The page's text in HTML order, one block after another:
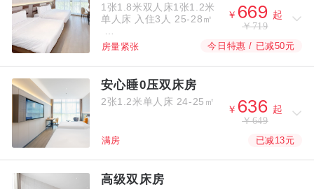
1张1.8米双人床1张1.2米
单人床 入住3人 25-28㎡ ￥ 
起
￥719
房量紧张 今日特惠 / 已减50元
安心睡0压双床房
2张1.2米单人床 24-25㎡
￥  起
￥649
满房 已减13元
高级双床房